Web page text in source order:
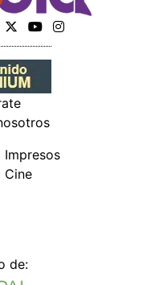
Impresos
Cine
de: